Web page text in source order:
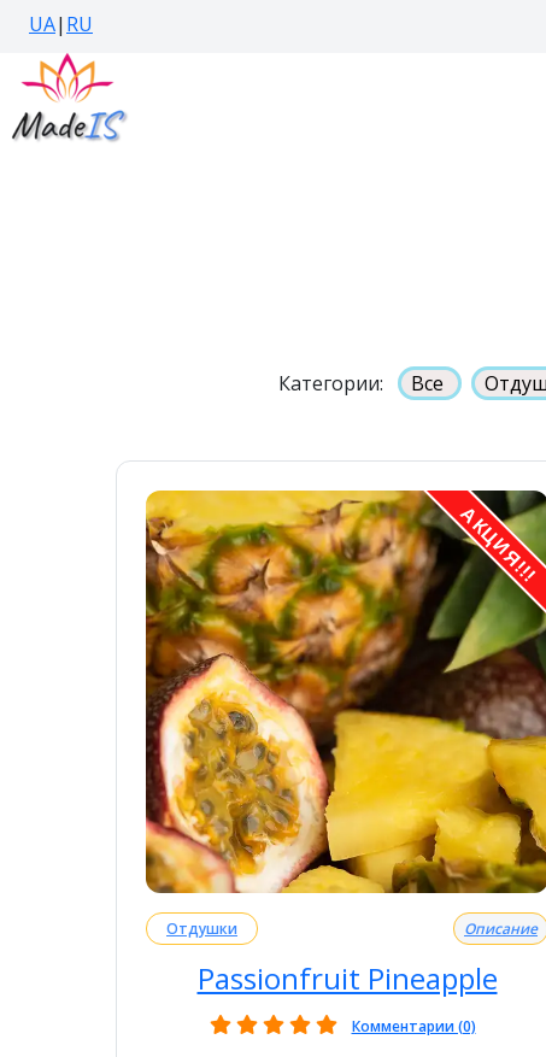
UA| RU
Категории: Все
АКЦИЯ!!!
Отдушки Описание
Passionfruit Pineapple
Комментарии (0)